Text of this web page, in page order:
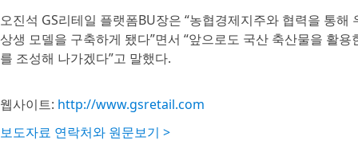
오진석 GS리테일 플랫폼BU장은 “농협경제지주와 협력을 통
상생 모델을 구축하게 됐다”면서 “앞으로도 국산 축산물을 활
를 조성해 나가겠다”고 말했다.
웹사이트: http://www.gsretail.com
보도자료 연락처와 원문보기 >